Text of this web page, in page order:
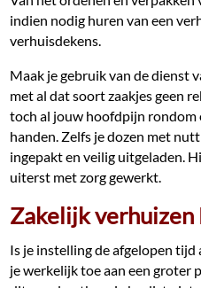
indien nodig huren van een
verhuisdekens.
Maak je gebruik van de dienst
met al dat soort zaakjes geen
toch al jouw hoofdpijn rondom
handen. Zelfs je dozen met
ingepakt en veilig uitgeladen.
uiterst met zorg gewerkt.
Zakelijk
Is je instelling de afgelopen
je werkelijk toe aan een groter